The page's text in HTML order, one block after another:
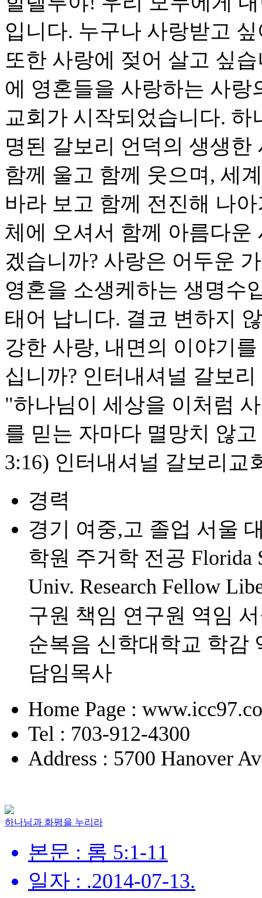
입니다. 누구나 사랑받고
또한 사랑에 젖어 살고 싶
에 영혼들을 사랑하는 사
교회가 시작되었습니다.
명된 갈보리 언덕의 생생
함께 울고 함께 웃으며, 세
바라 보고 함께 전진해 나
체에 오셔서 함께 아름다
겠습니까? 사랑은 어두운
영혼을 소생케하는 생명수
태어 납니다. 결코 변하지
강한 사랑, 내면의 이야기
십니까? 인터내셔널 갈보
"하나님이 세상을 이처럼
를 믿는 자마다 멸망치 않
3:16) 인터내셔널 갈보리교
경력
경기 여중,고 졸업 서울
학원 주거학 전공 Florida
Univ. Research Fellow
구원 책임 연구원 역임
순복음 신학대학교 학감
담임목사
Home Page :
Tel : 703-912-4300
Address : 5700 Hanover
하나님과 화평을 누리라
본문 : 롬 5:1-11
일자 : .2014-07-13.